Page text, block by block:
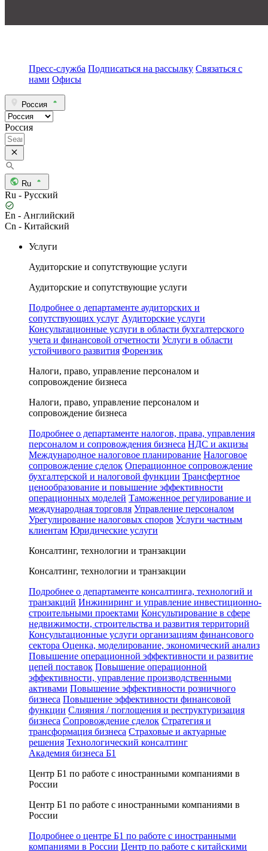
Пресс-служба Подписаться на рассылку Связаться с
нами Офисы
Россия
Россия
Ru
Ru - Русский
En - Английский
Cn - Китайский
Услуги
Аудиторские и сопутствующие услуги
Аудиторские и сопутствующие услуги
Подробнее о департаменте аудиторских и
сопутствующих услуг Аудиторские услуги
Консультационные услуги в области бухгалтерского
учета и финансовой отчетности Услуги в области
устойчивого развития Форензик
Налоги, право, управление персоналом и
сопровождение бизнеса
Налоги, право, управление персоналом и
сопровождение бизнеса
Подробнее о департаменте налогов, права, управления
персоналом и сопровождения бизнеса НДС и акцизы
Международное налоговое планирование Налоговое
сопровождение сделок Операционное сопровождение
бухгалтерской и налоговой функции Трансфертное
ценообразование и повышение эффективности
операционных моделей Таможенное регулирование и
международная торговля Управление персоналом
Урегулирование налоговых споров Услуги частным
клиентам Юридические услуги
Консалтинг, технологии и транзакции
Консалтинг, технологии и транзакции
Подробнее о департаменте консалтинга, технологий и
транзакций Инжиниринг и управление инвестиционно-
строительными проектами Консультирование в сфере
недвижимости, строительства и развития территорий
Консультационные услуги организациям финансового
сектора Оценка, моделирование, экономический анализ
Повышение операционной эффективности и развитие
цепей поставок Повышение операционной
эффективности, управление производственными
активами Повышение эффективности розничного
бизнеса Повышение эффективности финансовой
функции Слияния / поглощения и реструктуризация
бизнеса Сопровождение сделок Стратегия и
трансформация бизнеса Страховые и актуарные
решения Технологический консалтинг
Академия бизнеса Б1
Центр Б1 по работе с иностранными компаниями в
России
Центр Б1 по работе с иностранными компаниями в
России
Подробнее о центре Б1 по работе с иностранными
компаниями в России Центр по работе с китайскими